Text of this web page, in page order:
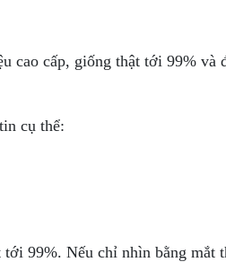
cao cấp, giống thật tới 99% và
cụ thể:
99%. Nếu chỉ nhìn bằng mắt